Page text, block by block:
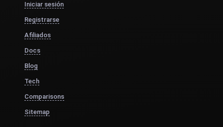
Iniciar sesión
Registrarse
Afiliados
Docs
Blog
Tech
Comparisons
Sitemap